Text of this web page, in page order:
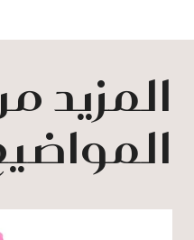
المزيد من
المواضيع